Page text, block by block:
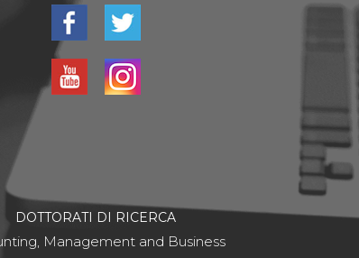
DOTTORATI DI RICERCA
Management and Business